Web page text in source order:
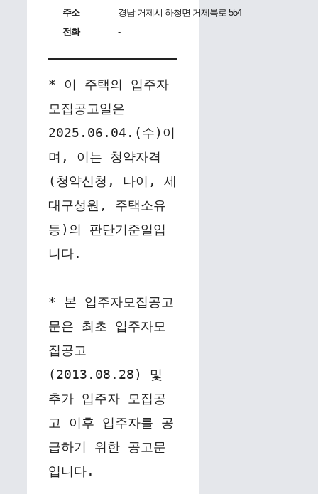
주소
경남 거제시 하청면 거제북로 554
전화
-
* 이 주택의 입주자
모집공고일은
2025.06.04.(수)이
며, 이는 청약자격
(청약신청, 나이, 세
대구성원, 주택소유
등)의 판단기준일입
니다.
* 본 입주자모집공고
문은 최초 입주자모
집공고
(2013.08.28) 및
추가 입주자 모집공
고 이후 입주자를 공
급하기 위한 공고문
입니다.